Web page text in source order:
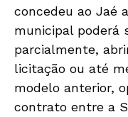
concedeu ao Jaé
municipal poderá
parcialmente,
licitação ou até
modelo anterior,
contrato entre a